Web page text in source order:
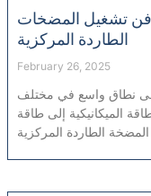
فن تشغيل المضخات
الطاردة المركزية
February 26, 2025
نطاق واسع في مختلف
الميكانيكية إلى طاقة
الطاردة المركزية